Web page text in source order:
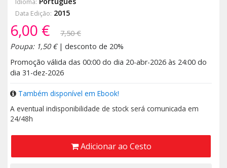
Data Edição: 2015
6,00 €
7,50 €
Poupa: 1,50 €| desconto de 20%
Promoção válida das 00:00 do dia 20-abr-2026 às 24:00 do
dia 31-dez-2026
Também disponível em Ebook!
A eventual indisponibilidade de stock será comunicada em
24/48h
Adicionar ao Cesto